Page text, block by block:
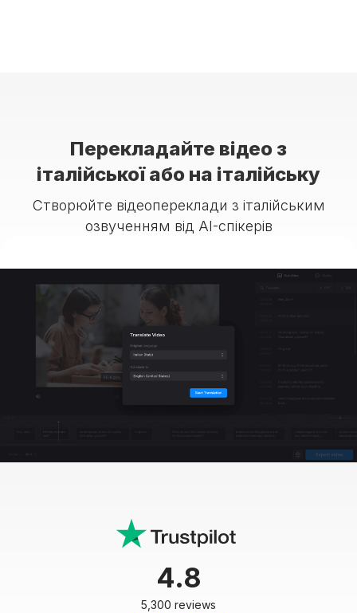
Перекладайте відео з
італійської або на італійську
Створюйте відеопереклади з італійським
озвученням від AI-спікерів
4.8
5,300 reviews